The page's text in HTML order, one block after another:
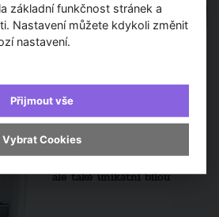
a aktuality
Ladíte barvu dveří podle
interiéru? Vybrat můžete z
ale také unikátní bílou
základní funkčnost stránek a
Nastavení můžete kdykoli změnit
nastavení.
Přijmout vše
Vybrat Cookies